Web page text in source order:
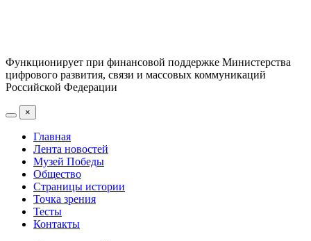
Функционирует при финансовой поддержке Министерства
цифрового развития, связи и массовых коммуникаций
Российской Федерации
×
Главная
Лента новостей
Музей Победы
Общество
Страницы истории
Точка зрения
Тесты
Контакты